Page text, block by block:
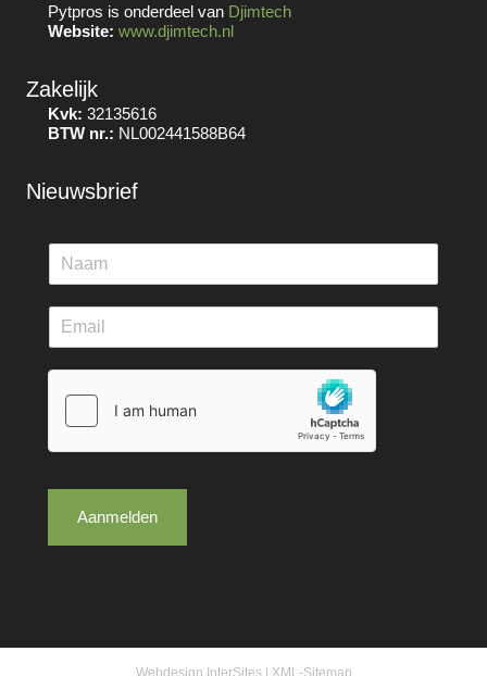
Pytpros is onderdeel van Djimtech
Website: www.djimtech.nl
Zakelijk
Kvk: 32135616
BTW nr.: NL002441588B64
Nieuwsbrief
Aanmelden
Webdesign InterSites| XML-Sitemap